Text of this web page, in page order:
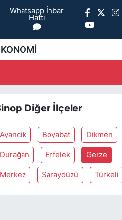
Whatsapp İhbar
Hattı
Diğer İlçeler
Ayancik Boyabat Dikmen
Durağan Erfelek Gerze
Merkez Saraydüzü Türkeli